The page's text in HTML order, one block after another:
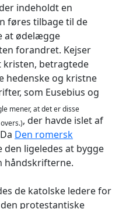
indeholdt en
føres tilbage til de
at ødelægge
forandret. Kejser
kristen, betragtede
hedenske og kristne
som Eusebius og
mener, at det er disse
, der havde islet af
Den romersk
ligeledes at bygge
håndskrifterne.
de katolske ledere for
protestantiske